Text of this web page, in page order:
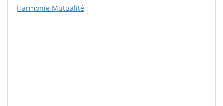
Harmonie Mutualité